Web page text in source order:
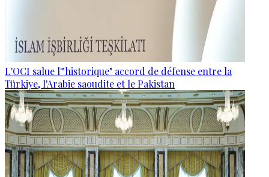
L'OCI salue l'"historique" accord de défense entre la
Türkiye, l'Arabie saoudite et le Pakistan